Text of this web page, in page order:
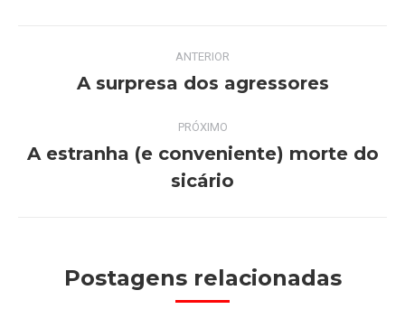
NavegaçãoANTERIOR
Post
A surpresa dos agressores
PRÓXIMO
post:
A estranha (e conveniente) morte do
sicário
Postagens relacionadas